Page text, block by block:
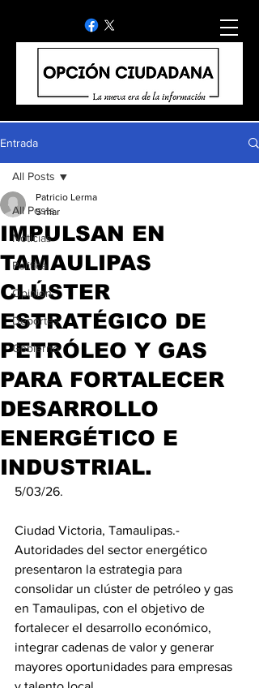
Entrada
All Posts
Noticias
Politica
Opinion
Deportes
Gobierno
All Posts
IMPULSAN EN
TAMAULIPAS
CLÚSTER
ESTRATÉGICO DE
PETRÓLEO Y GAS
PARA FORTALECER
DESARROLLO
ENERGÉTICO E
INDUSTRIAL.
Patricio Lerma
5 mar
5/03/26.
Ciudad Victoria, Tamaulipas.-
Autoridades del sector energético
presentaron la estrategia para
consolidar un clúster de petróleo y gas
en Tamaulipas, con el objetivo de
fortalecer el desarrollo económico,
integrar cadenas de valor y generar
mayores oportunidades para empresas